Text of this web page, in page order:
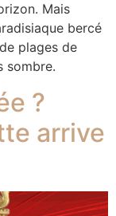
Mais
bercé
plages de
sombre.
?
arrive